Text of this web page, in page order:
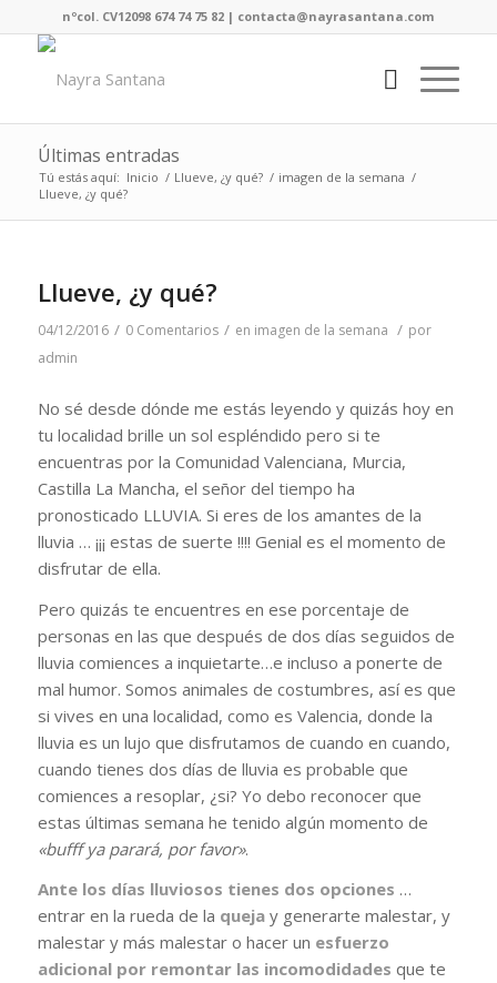
nºcol. CV12098 674 74 75 82 | contacta@nayrasantana.com
Últimas entradas
Tú estás aquí: Inicio / Llueve, ¿y qué? / imagen de la semana /
Llueve, ¿y qué?
Llueve, ¿y qué?
04/12/2016 / 0 Comentarios / en imagen de la semana / por
admin
No sé desde dónde me estás leyendo y quizás hoy en
tu localidad brille un sol espléndido pero si te
encuentras por la Comunidad Valenciana, Murcia,
Castilla La Mancha, el señor del tiempo ha
pronosticado LLUVIA. Si eres de los amantes de la
lluvia … ¡¡¡ estas de suerte !!!! Genial es el momento de
disfrutar de ella.
Pero quizás te encuentres en ese porcentaje de
personas en las que después de dos días seguidos de
lluvia comiences a inquietarte…e incluso a ponerte de
mal humor. Somos animales de costumbres, así es que
si vives en una localidad, como es Valencia, donde la
lluvia es un lujo que disfrutamos de cuando en cuando,
cuando tienes dos días de lluvia es probable que
comiences a resoplar, ¿si? Yo debo reconocer que
estas últimas semana he tenido algún momento de
«bufff ya parará, por favor».
Ante los días lluviosos tienes dos opciones …
entrar en la rueda de la quejay generarte malestar, y
malestar y más malestar o hacer un esfuerzo
adicional por remontar las incomodidades que te